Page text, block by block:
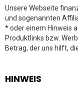
Unsere Webseite
und sogenannten
* oder einem Hinweis
Produktlinks bzw.
Betrag, der uns hilft,
HINWEIS